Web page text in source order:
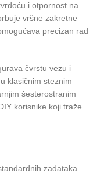
i otpornost na
vršne zakretne
precizan rad
čvrstu vezu i
klasičnim steznim
šesterostranim
korisnike koji traže
zadataka